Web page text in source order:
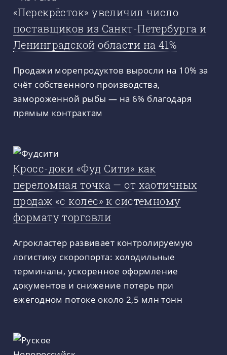
«Перекрёсток» увеличил число
поставщиков из Санкт-Петербурга и
Ленинградской области на 41%
Продажи морепродуктов выросли на 10% за
счёт собственного производства,
замороженной рыбы — на 6% благодаря
прямым контрактам
Кросс-доки «Фуд Сити» как
переломная точка — от хаотичных
продаж «с колес» к системному
формату торговли
Агрокластер развивает контролируемую
логистику скоропорта: холодильные
терминалы, ускоренное оформление
документов и снижение потерь при
ежегодном потоке около 2,5 млн тонн